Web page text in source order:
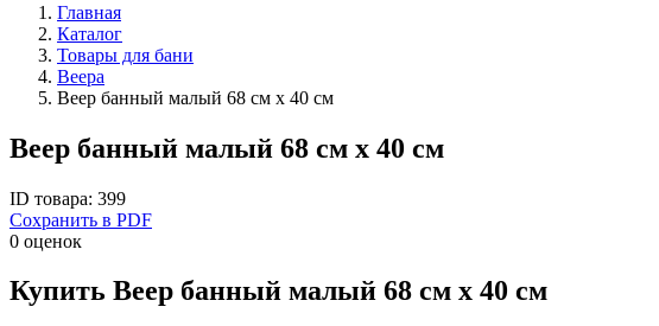
Главная
Каталог
Товары для бани
Веера
Веер банный малый 68 см х 40 см
Веер банный малый 68 см х 40 см
ID товара: 399
Сохранить в PDF
0 оценок
Купить Веер банный малый 68 см х 40 см